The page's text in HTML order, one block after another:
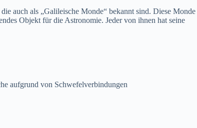
auch als „Galileische Monde“ bekannt sind. Diese Monde
Objekt für die Astronomie. Jeder von ihnen hat seine
aufgrund von Schwefelverbindungen